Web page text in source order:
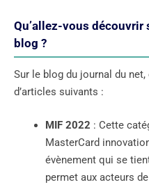
Qu’allez-vous
blog ?
Sur le blog du journal du
d’articles suivants :
MIF 2022 : Cette
MasterCard
évènement qui se
permet aux acteurs